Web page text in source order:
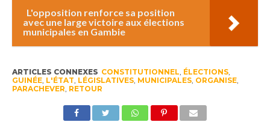
L'opposition renforce sa position
avec une large victoire aux élections
municipales en Gambie
ARTICLES CONNEXES CONSTITUTIONNEL ÉLECTIONS,
GUINÉE, L'ÉTAT LÉGISLATIVES, MUNICIPALES, ORGANISE,
PARACHEVER RETOUR